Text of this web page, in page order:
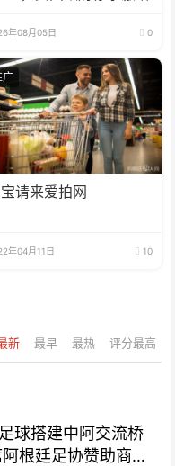
年08月05日 0
广
请来爱拍网
年04月11日 10
新 最早 最热 评分最高
球搭建中阿交流桥
根廷足协赞助商招